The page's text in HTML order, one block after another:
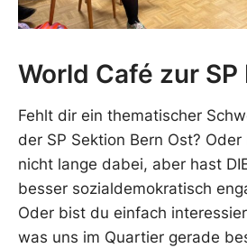
World Café zur SP
Fehlt dir ein thematischer
der SP Sektion Bern Ost?
nicht lange dabei, aber hast
besser sozialdemokratisch
Oder bist du einfach
was uns im Quartier gerade